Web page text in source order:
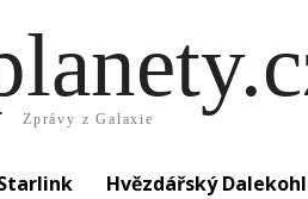
Zprávy z Galaxie
Hvězdářský